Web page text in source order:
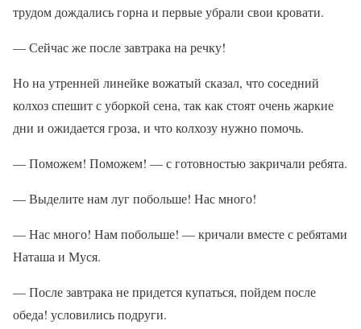
трудом дождались горна и первые убрали свои кровати.
— Сейчас же после завтрака на речку!
Но на утренней линейке вожатый сказал, что соседний
колхоз спешит с уборкой сена, так как стоят очень жаркие
дни и ожидается гроза, и что колхозу нужно помочь.
— Поможем! Поможем! — с готовностью закричали ребята.
— Выделите нам луг побольше! Нас много!
— Нас много! Нам побольше! — кричали вместе с ребятами
Наташа и Муся.
— После завтрака не придется купаться, пойдем после
обеда! условились подруги.